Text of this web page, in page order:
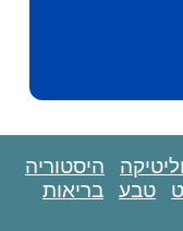
היסטוריה
טבע בריאות